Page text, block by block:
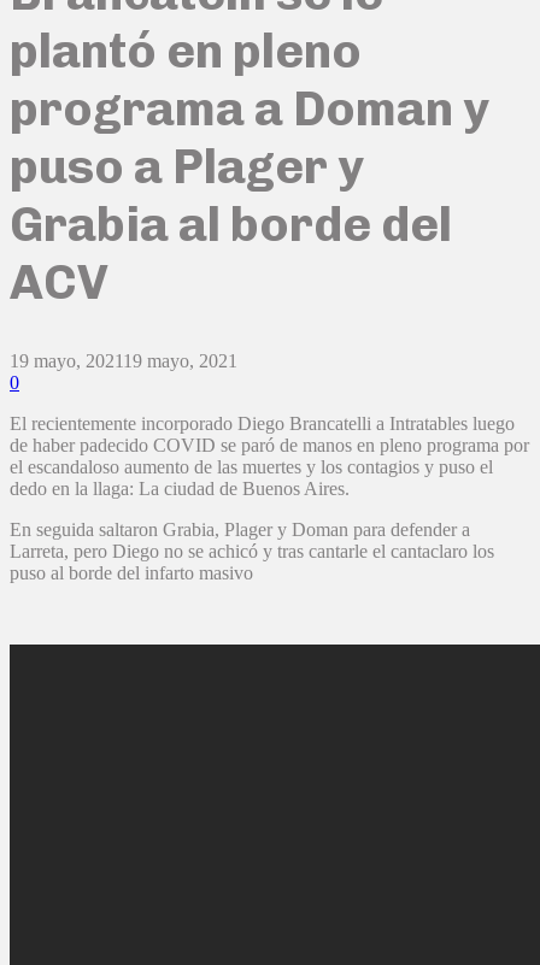
plantó en pleno
programa a Doman y
puso a Plager y
Grabia al borde del
ACV
19 mayo, 202119 mayo, 2021
0
El recientemente incorporado Diego Brancatelli a Intratables luego
de haber padecido COVID se paró de manos en pleno programa por
el escandaloso aumento de las muertes y los contagios y puso el
dedo en la llaga: La ciudad de Buenos Aires.
En seguida saltaron Grabia, Plager y Doman para defender a
Larreta, pero Diego no se achicó y tras cantarle el cantaclaro los
puso al borde del infarto masivo